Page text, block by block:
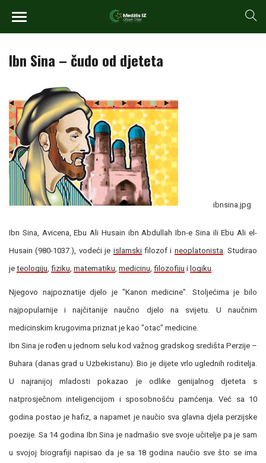
Ibn Sina – čudo od djeteta
ibnsina.jpg
Ibn Sina, Avicena, Ebu Ali Husain ibn Abdullah Ibn-e Sina ili Ebu Ali el-
Husain (980-1037.), vodeći je islamskifilozof i neoplatonista. Studirao
je teologiju, fiziku, matematiku, medicinu, filozofiju i logiku.
Njegovo najpoznatije djelo je "Kanon medicine". Stoljećima je bilo
najpopularnije i najčitanije naučno djelo na svijetu. U naučnim
medicinskim krugovima priznat je kao "otac" medicine.
Ibn Sina je rođen u jednom selu kod važnog gradskog središta Perzije –
Buhara (danas grad u Uzbekistanu). Bio je dijete vrlo uglednih roditelja.
U najranijoj mladosti pokazao je odlike genijalnog djeteta s
natprosječnom inteligencijom i sposobnošću pamćenja. Već sa 10
godina postao je hafiz, a napamet je naučio sva glavna djela perzijske
poezije. Sa 14 godina Ibn Sina je nadmašio sve svoje učitelje pa je sam
u svojoj biografiji napisao da je sa 18 godina naučio sve što se ima